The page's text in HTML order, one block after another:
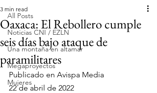
All Posts
Noticias CNI / EZLN
Una montaña en altamar
Megaproyectos
Mujeres
Oaxaca: El Rebollero cumple
seis días bajo ataque de
paramilitares
3 min read
Publicado en Avispa Media
22 de abril de 2022